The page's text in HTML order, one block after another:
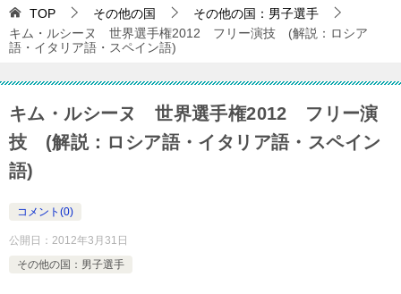
TOP その他の国
その他の国：男子選手
キム・ルシーヌ 世界選手権2012 フリー演技 (解説：ロシア
語・イタリア語・スペイン語)
キム・ルシーヌ 世界選手権2012 フリー演
技 (解説：ロシア語・イタリア語・スペイン
語)
コメント(0)
公開日： 2012年3月31日
その他の国：男子選手